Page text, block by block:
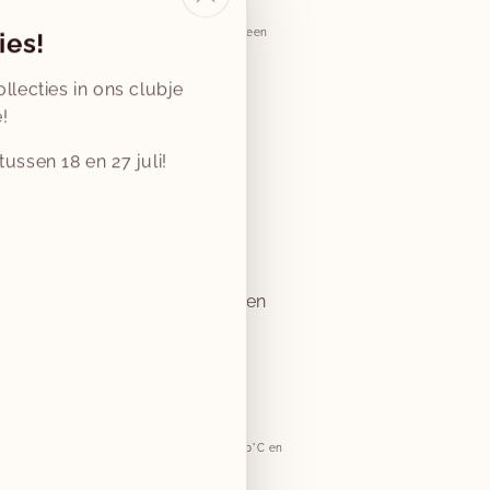
beter dan jij. Gebruik TOG-waarden als een
en ritsen voor het wassen
Was katoenen items de eerste keren op 30°C en
in ons clubje
18 en 27 juli!